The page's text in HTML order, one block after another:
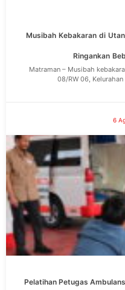
Musibah Kebakaran di
Ringankan
Matraman – Musibah
08/RW 06,
6
Pelatihan Petugas